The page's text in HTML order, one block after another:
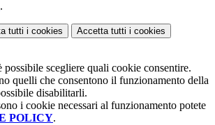
.
tutti i cookies Accetta tutti i cookies
possibile scegliere quali cookie consentire.
quelli che consentono il funzionamento della
disabilitarli.
i cookie necessari al funzionamento potete
POLICY.